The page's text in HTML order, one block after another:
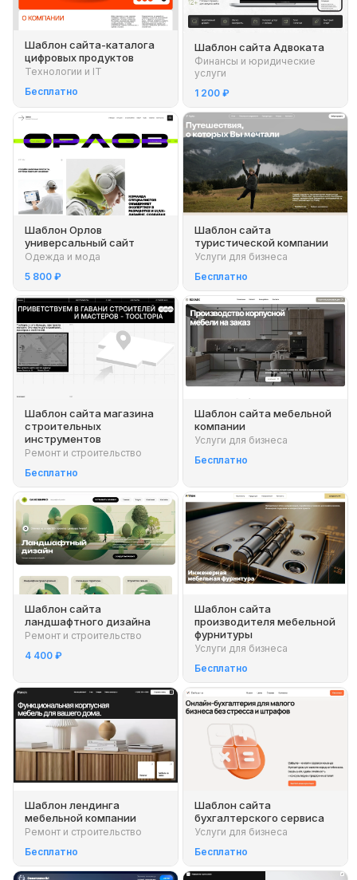
Шаблон сайта-каталога
цифровых продуктов
Технологии и IT
Бесплатно
Шаблон сайта Адвоката
Финансы и юридические
услуги
1 200 ₽
Шаблон Орлов
универсальный сайт
Одежда и мода
5 800 ₽
Шаблон сайта
туристической компании
Услуги для бизнеса
Бесплатно
Шаблон сайта магазина
строительных
инструментов
Ремонт и строительство
Бесплатно
Шаблон сайта мебельной
компании
Услуги для бизнеса
Бесплатно
Шаблон сайта
ландшафтного дизайна
Ремонт и строительство
4 400 ₽
Шаблон сайта
производителя мебельной
фурнитуры
Услуги для бизнеса
Бесплатно
Шаблон лендинга
мебельной компании
Ремонт и строительство
Бесплатно
Шаблон сайта
бухгалтерского сервиса
Услуги для бизнеса
Бесплатно